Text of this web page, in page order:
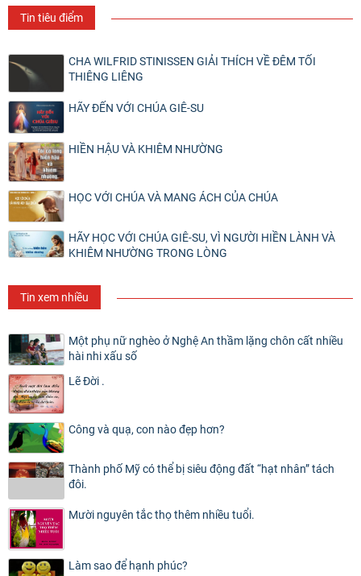
Tin tiêu điểm
CHA WILFRID STINISSEN GIẢI THÍCH VỀ ĐÊM TỐI
THIÊNG LIÊNG
HÃY ĐẾN VỚI CHÚA GIÊ-SU
HIỀN HẬU VÀ KHIÊM NHƯỜNG
HỌC VỚI CHÚA VÀ MANG ÁCH CỦA CHÚA
HÃY HỌC VỚI CHÚA GIÊ-SU, VÌ NGƯỜI HIỀN LÀNH VÀ
KHIÊM NHƯỜNG TRONG LÒNG
Tin xem nhiều
Một phụ nữ nghèo ở Nghệ An thầm lặng chôn cất nhiều
hài nhi xấu số
Lẽ Đời .
Công và quạ, con nào đẹp hơn?
Thành phố Mỹ có thể bị siêu động đất “hạt nhân” tách
đôi.
Mười nguyên tắc thọ thêm nhiều tuổi.
Làm sao để hạnh phúc?